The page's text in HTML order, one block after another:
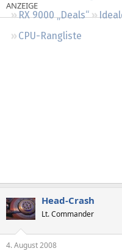
RX 9000 „Deals“
CPU-Rangliste
Head-Crash
Lt. Commander
4. August 2008